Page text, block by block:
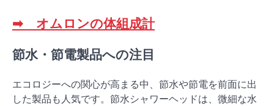
➡ オムロンの体組成計
節水・節電製品への注目
エコロジーへの関心が高まる中、節水や節電を前面に出
した製品も人気です。節水シャワーヘッドは、微細な水